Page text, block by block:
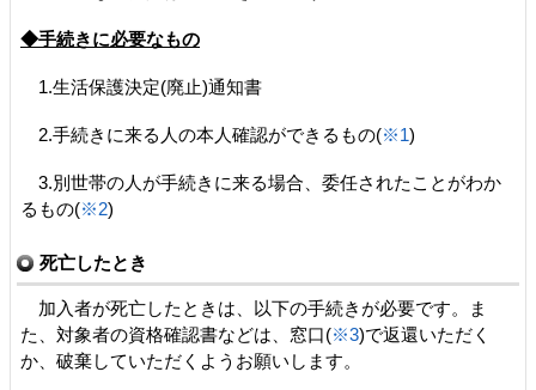
◆手続きに必要なもの
1.生活保護決定(廃止)通知書
2.手続きに来る人の本人確認ができるもの(※1)
3.別世帯の人が手続きに来る場合、委任されたことがわか
るもの(※2)
死亡したとき
加入者が死亡したときは、以下の手続きが必要です。ま
た、対象者の資格確認書などは、窓口(※3)で返還いただく
か、破棄していただくようお願いします。